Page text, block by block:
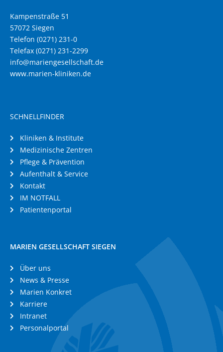
Kampenstraße 51
57072 Siegen
Telefon (0271) 231-0
Telefax (0271) 231-2299
info@mariengesellschaft.de
www.marien-kliniken.de
SCHNELLFINDER
Kliniken & Institute
Medizinische Zentren
Pflege & Prävention
Aufenthalt & Service
Kontakt
IM NOTFALL
Patientenportal
MARIEN GESELLSCHAFT SIEGEN
Über uns
News & Presse
Marien Konkret
Karriere
Intranet
Personalportal